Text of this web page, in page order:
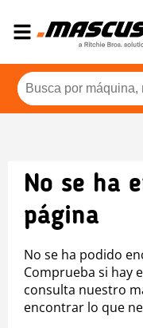
No se ha
página
No se ha podido
Comprueba si hay
consulta nuestro
encontrar lo que